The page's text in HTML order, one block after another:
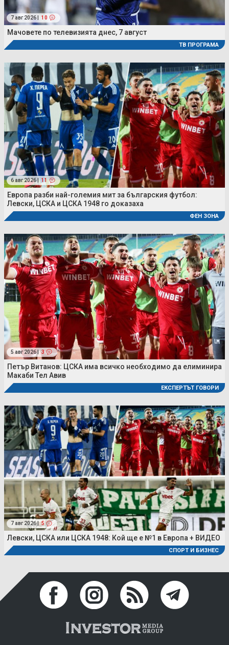
7 авг 2026 | 10
Мачовете по телевизията днес, 7 август
ТВ ПРОГРАМА
6 авг 2026 | 11
Европа разби най-големия мит за българския футбол:
Левски, ЦСКА и ЦСКА 1948 го доказаха
ФЕН ЗОНА
5 авг 2026 | 3
Петър Витанов: ЦСКА има всичко необходимо да елиминира
Макаби Тел Авив
ЕКСПЕРТЪТ ГОВОРИ
7 авг 2026 | 5
Левски, ЦСКА или ЦСКА 1948: Кой ще е №1 в Европа + ВИДЕО
СПОРТ И БИЗНЕС